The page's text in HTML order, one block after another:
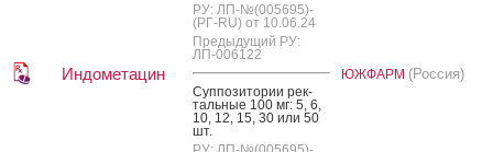
Индометацин
РУ: ЛП-№(005695)-
(РГ-RU) от 10.06.24
Предыдущий РУ:
ЛП-006122
Суп­по­зито­рии рек­
таль­ные 100 мг: 5, 6,
10, 12, 15, 30 или 50
шт.
ЮЖФАРМ (Россия)